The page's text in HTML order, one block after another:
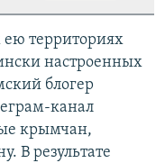
территориях
настроенных
блогер
канал
крымчан,
В результате